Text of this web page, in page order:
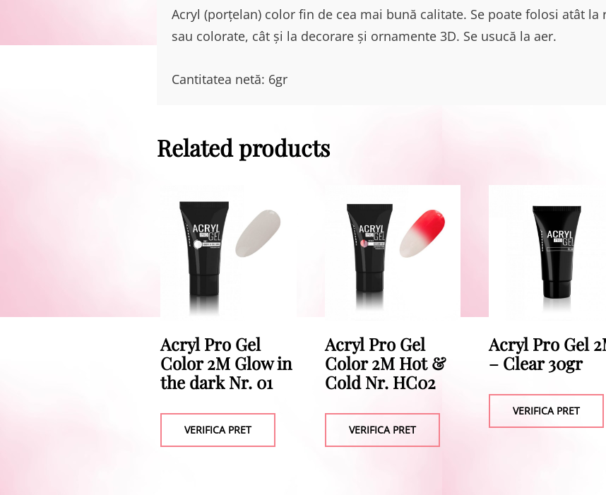
Acryl (porțelan) color fin de cea mai bună calitate. Se poate folosi atât
sau colorate, cât și la decorare și ornamente 3D. Se usucă la aer.
Cantitatea netă: 6gr
Related products
Acryl Pro Gel
Color 2M Glow in
the dark Nr. 01
VERIFICA PRET
Acryl Pro Gel
Color 2M Hot &
Cold Nr. HC02
VERIFICA PRET
Acryl Pro Gel
– Clear 30gr
VERIFICA PRET